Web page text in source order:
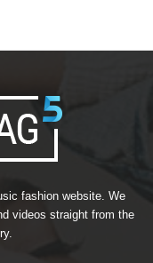
fashion website. We
videos straight from the